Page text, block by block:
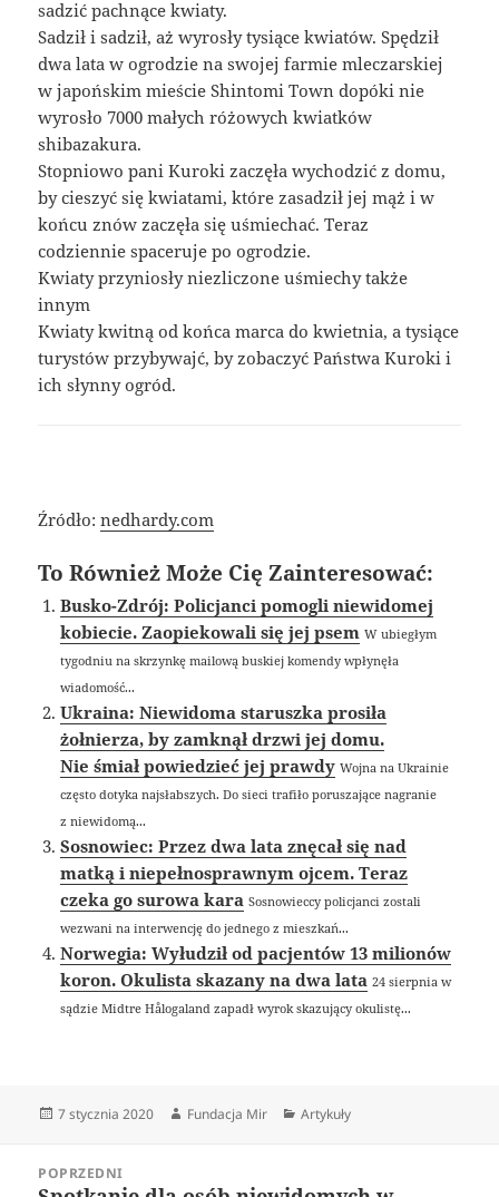
sadzić pachnące kwiaty.
Sadził i sadził, aż wyrosły tysiące kwiatów. Spędził
dwa lata w ogrodzie na swojej farmie mleczarskiej
w japońskim mieście Shintomi Town dopóki nie
wyrosło 7000 małych różowych kwiatków
shibazakura.
Stopniowo pani Kuroki zaczęła wychodzić z domu,
by cieszyć się kwiatami, które zasadził jej mąż i w
końcu znów zaczęła się uśmiechać. Teraz
codziennie spaceruje po ogrodzie.
Kwiaty przyniosły niezliczone uśmiechy także
innym
Kwiaty kwitną od końca marca do kwietnia, a tysiące
turystów przybywajć, by zobaczyć Państwa Kuroki i
ich słynny ogród.
Źródło:nedhardy.com
To Również Może Cię Zainteresować:
Busko-Zdrój: Policjanci pomogli niewidomej
kobiecie. Zaopiekowali się jej psem W ubiegłym
tygodniu na skrzynkę mailową buskiej komendy wpłynęła
wiadomość...
Ukraina: Niewidoma staruszka prosiła
żołnierza, by zamknął drzwi jej domu.
Nie śmiał powiedzieć jej prawdy Wojna na Ukrainie
często dotyka najsłabszych. Do sieci trafiło poruszające nagranie
z niewidomą...
Sosnowiec: Przez dwa lata znęcał się nad
matką i niepełnosprawnym ojcem. Teraz
czeka go surowa kara Sosnowieccy policjanci zostali
wezwani na interwencję do jednego z mieszkań...
Norwegia: Wyłudził od pacjentów 13 milionów
koron. Okulista skazany na dwa lata 24 sierpnia w
sądzie Midtre Hålogaland zapadł wyrok skazujący okulistę...
Data
7 stycznia 2020 Autor
Fundacja Mir Kategorie
Artykuły
wpisuPOPRZEDNI